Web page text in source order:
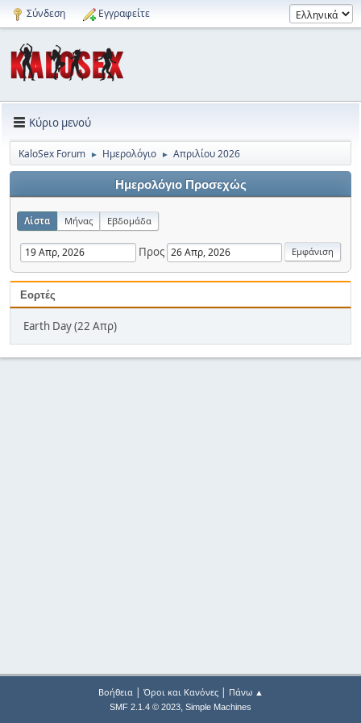
Σύνδεση Εγγραφείτε
Κύριο μενού
KaloSex Forum ► Ημερολόγιο ► Απριλίου 2026
Ημερολόγιο Προσεχώς
Λίστα Μήνας Εβδομάδα
Προς
Εορτές
Earth Day (22 Απρ)
Βοήθεια| Όροι και Κανόνες| Πάνω ▲
SMF 2.1.4 © 2023, Simple Machines